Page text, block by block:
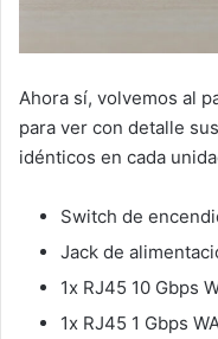
Ahora sí, volvemos al
para ver con detalle
idénticos en cada
Switch de
Jack de
1x RJ45 10 Gbps
1x RJ45 1 Gbps